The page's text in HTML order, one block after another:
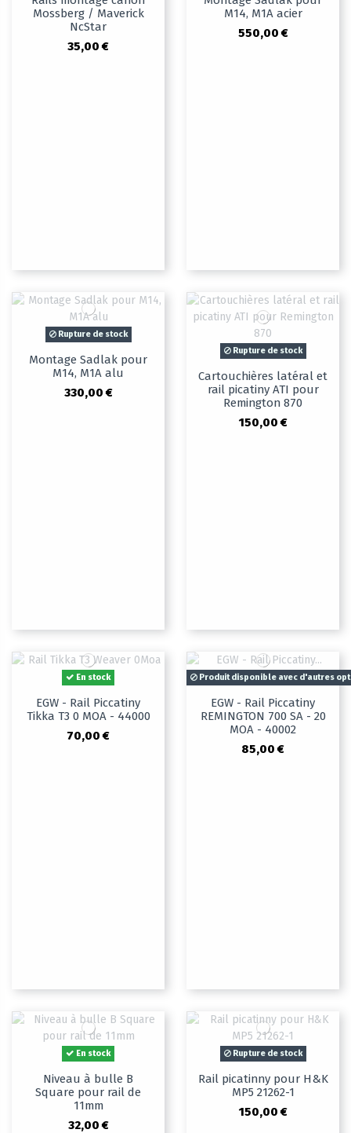
Mossberg / Maverick
NcStar
35,00 €
M14, M1A acier
550,00 €
Rupture de stock
Montage Sadlak pour
M14, M1A alu
330,00 €
Rupture de stock
Cartouchières latéral et
rail picatiny ATI pour
Remington 870
150,00 €
En stock
EGW - Rail Piccatiny
Tikka T3 0 MOA - 44000
70,00 €
Produit disponible avec d'autres
EGW - Rail Piccatiny
REMINGTON 700 SA - 20
MOA - 40002
85,00 €
En stock
Niveau à bulle B
Square pour rail de
11mm
32,00 €
Rupture de stock
Rail picatinny pour H&K
MP5 21262-1
150,00 €